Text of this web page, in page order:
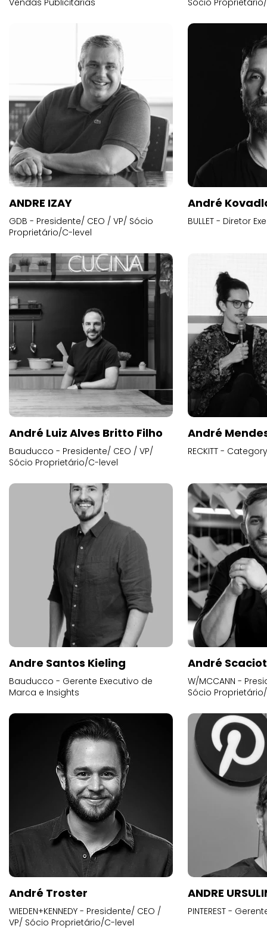
Vendas Publicitárias
Sócio
ANDRE IZAY
GDB - Presidente/ CEO / VP/ Sócio
Proprietário/C-level
André
BULLET - Diretor
André Luiz Alves Britto Filho
Bauducco - Presidente/ CEO / VP/
Sócio Proprietário/C-level
André
RECKITT -
Andre Santos Kieling
Bauducco - Gerente Executivo de
Marca e Insights
André
W/MCCANN -
Sócio
André Troster
WIEDEN+KENNEDY - Presidente/ CEO /
VP/ Sócio Proprietário/C-level
ANDRE
PINTEREST -